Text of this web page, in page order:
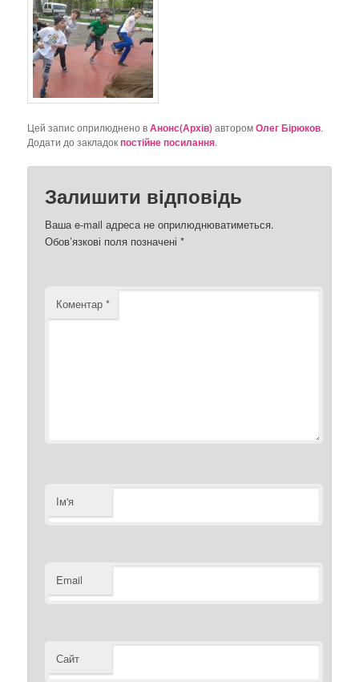
Цей запис оприлюднено вАнонс(Архів)авторомОлег Бірюков.
Додати до закладокпостійне посилання.
Залишити відповідь
Ваша e-mail адреса не оприлюднюватиметься.
Обов’язкові поля позначені*
Коментар*
Ім'я
Email
Сайт